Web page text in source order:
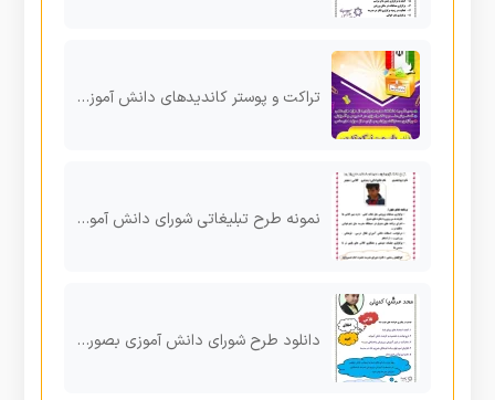
تراکت و پوستر کاندیدهای دانش آموزی psd
نمونه طرح تبلیغاتی شورای دانش آموزی شماره ۹
دانلود طرح شورای دانش آموزی بصورت ورد شماره ۱۹